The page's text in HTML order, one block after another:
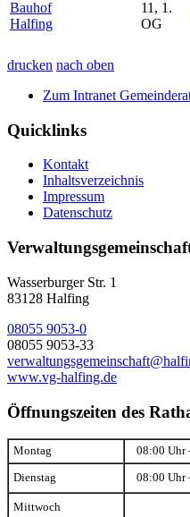
Bauhof
Halfing
11, 1.
OG
drucken nach oben
Zum Intranet
Quicklinks
Kontakt
Inhaltsverzeichnis
Impressum
Datenschutz
Wasserburger Str. 1
83128 Halfing
08055 9053-0
08055 9053-33
www.vg-halfing.de
Öffnungszeiten des
Montag 08:00 Uhr
Dienstag 08:00 Uhr
Mittwoch